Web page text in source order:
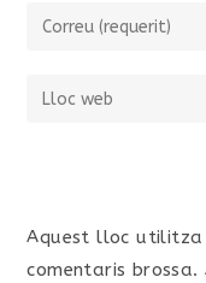
Aquest lloc utilitza
comentaris brossa.